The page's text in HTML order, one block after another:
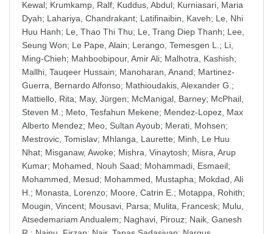
Kewal; Krumkamp, Ralf; Kuddus, Abdul; Kurniasari, Maria
Dyah; Lahariya, Chandrakant; Latifinaibin, Kaveh; Le, Nhi
Huu Hanh; Le, Thao Thi Thu; Le, Trang Diep Thanh; Lee,
Seung Won; Le Pape, Alain; Lerango, Temesgen L. ; Li,
Ming-Chieh; Mahboobipour, Amir Ali; Malhotra, Kashish;
Mallhi, Tauqeer Hussain; Manoharan, Anand; Martinez-
Guerra, Bernardo Alfonso; Mathioudakis, Alexander G. ;
Mattiello, Rita; May, Jürgen; McManigal, Barney; McPhail,
Steven M. ; Meto, Tesfahun Mekene; Mendez-Lopez, Max
Alberto Mendez; Meo, Sultan Ayoub; Merati, Mohsen;
Mestrovic, Tomislav; Mhlanga, Laurette; Minh, Le Huu
Nhat; Misganaw, Awoke; Mishra, Vinaytosh; Misra, Arup
Kumar; Mohamed, Nouh Saad; Mohammadi, Esmaeil;
Mohammed, Mesud; Mohammed, Mustapha; Mokdad, Ali
H. ; Monasta, Lorenzo; Moore, Catrin E. ; Motappa, Rohith;
Mougin, Vincent; Mousavi, Parsa; Mulita, Francesk; Mulu,
Atsedemariam Andualem; Naghavi, Pirouz; Naik, Ganesh